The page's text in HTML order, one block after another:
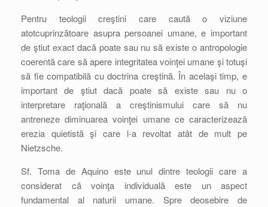
Pentru teologii creştini care caută o viziune
atotcuprinzătoare asupra persoanei umane, e important
de ştiut exact dacă poate sau nu să existe o antropologie
coerentă care să apere integritatea voinţei umane şi totuşi
să fie compatibilă cu doctrina creştină. În acelaşi timp, e
important de ştiut dacă poate să existe sau nu o
interpretare raţională a creştinismului care să nu
antreneze diminuarea voinţei umane ce caracterizează
erezia quietistă şi care l-a revoltat atât de mult pe
Nietzsche.
Sf. Toma de Aquino este unul dintre teologii care a
considerat că voinţa individuală este un aspect
fundamental al naturii umane. Spre deosebire de